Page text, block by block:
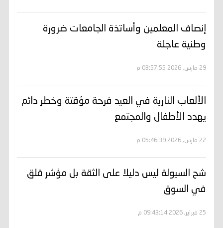
إنصاف المعلمين وأساتذة الجامعات ضرورة
وطنية عاجلة
29 مارس, 2026 03:57:55 م
الألعاب النارية في العيد فرحة مؤقتة وخطر دائم
يهدد الأطفال والمجتمع
22 مارس, 2026 05:46:39 م
شح السيولة ليس دليلا على الثقة بل مؤشر قلق
في السوق
25 فبراير, 2026 09:43:14 م